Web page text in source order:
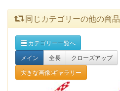
同じカテゴリーの他の商品
カテゴリー一覧へ
メイン
全長
クローズアップ
大きな画像:ギャラリー